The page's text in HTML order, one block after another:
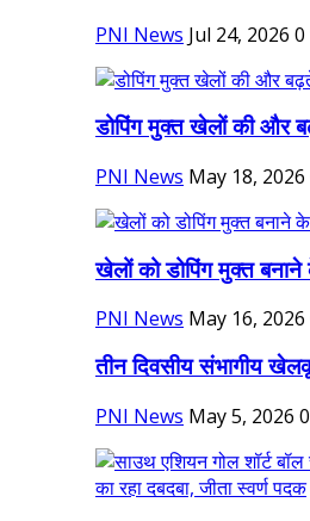
PNI News Jul 24, 2026 0
डोपिंग मुक्त खेलों की और
PNI News May 18, 2026
खेलों को डोपिंग मुक्त
PNI News May 16, 2026
तीन दिवसीय संभागीय
PNI News May 5, 2026 0